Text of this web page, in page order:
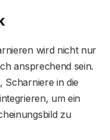
wird nicht nur
ansprechend sein.
Scharniere in die
um ein
zu